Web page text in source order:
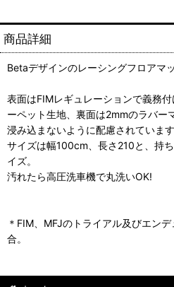
商品詳細
Betaデザインのレーシングフロアマッ
表面はFIMレギュレーションで義務
ーペット生地、裏面は2mmのラバー
浸み込まないように配慮されています
サイズは幅100cm、長さ210と、持
イズ。
汚れたら高圧洗車機で丸洗いOK!
＊FIM、MFJのトライアル及びエン
合。